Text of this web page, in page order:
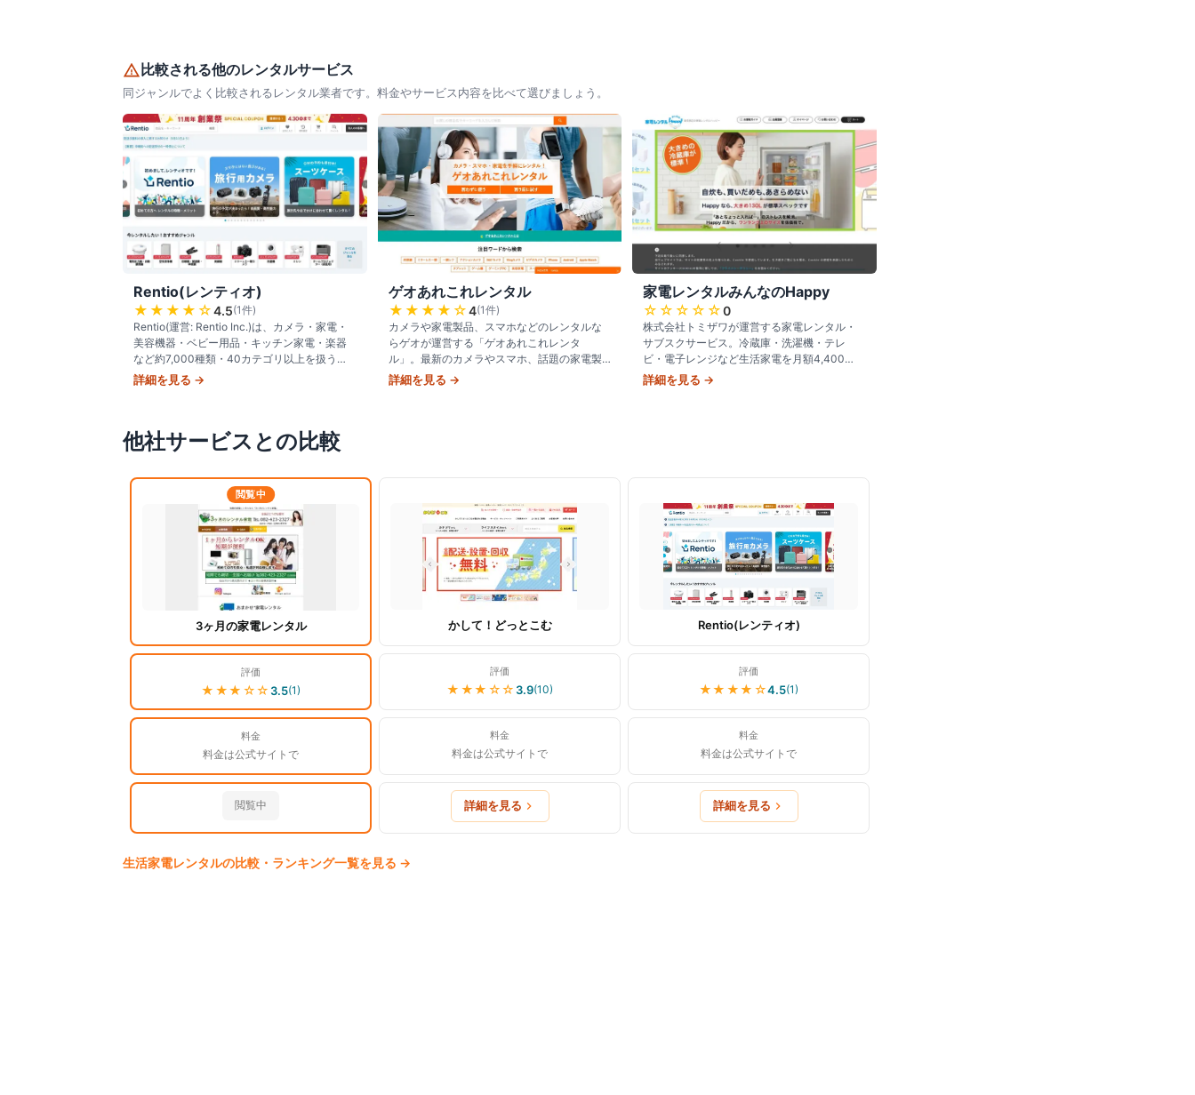
比較される他のレンタルサービス
同ジャンルでよく比較されるレンタル業者です。料金やサービス内容を比べて選びましょう。
Rentio(レンティオ)
★★★★ ☆4.5(1件)
Rentio(運営: Rentio Inc.)は、カメラ・家電・
美容機器・ベビー用品・キッチン家電・楽器
など約7,000種類・40カテゴリ以上を扱う国
内最大級のレンタル専門サービス。最短1日か
詳細を見る →
ゲオあれこれレンタル
★★★★ ☆4(1件)
カメラや家電製品、スマホなどのレンタルな
らゲオが運営する「ゲオあれこれレンタ
ル」。最新のカメラやスマホ、話題の家電製
品をカンタン、お得にレンタルして利用した
詳細を見る →
家電レンタルみんなのHappy
☆☆☆☆☆0
株式会社トミザワが運営する家電レンタル・
サブスクサービス。冷蔵庫・洗濯機・テレ
ビ・電子レンジなど生活家電を月額4,400
円〜で提供。配送・設置・回収・故障時の交
詳細を見る →
他社サービスとの比較
閲覧中
3ヶ月の家電レンタル かして！どっとこむ Rentio(レンティオ)
評価
★★★ ☆☆ 3.5(1)
評価
★★★ ☆☆ 3.9(10)
評価
★★★★ ☆4.5(1)
料金
料金は公式サイトで
料金
料金は公式サイトで
料金
料金は公式サイトで
閲覧中 詳細を見る 詳細を見る
生活家電レンタルの比較・ランキング一覧を見る →